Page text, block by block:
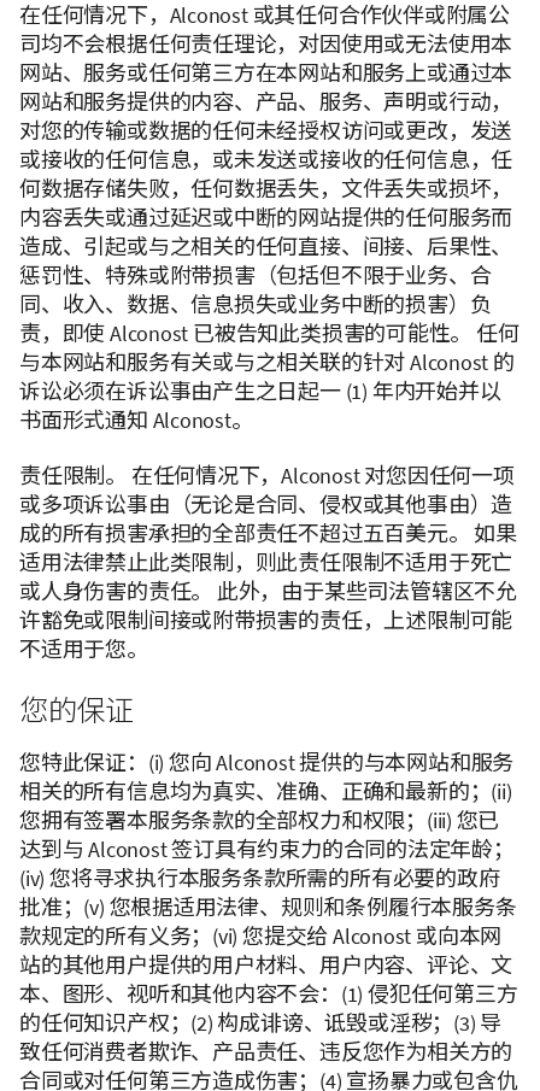
在任何情况下，Alconost 或其任何合作伙伴或附属公
司均不会根据任何责任理论，对因使用或无法使用本
网站、服务或任何第三方在本网站和服务上或通过本
网站和服务提供的内容、产品、服务、声明或行动，
对您的传输或数据的任何未经授权访问或更改，发送
或接收的任何信息，或未发送或接收的任何信息，任
何数据存储失败，任何数据丢失，文件丢失或损坏，
内容丢失或通过延迟或中断的网站提供的任何服务而
造成、引起或与之相关的任何直接、间接、后果性、
惩罚性、特殊或附带损害（包括但不限于业务、合
同、收入、数据、信息损失或业务中断的损害）负
责，即使 Alconost 已被告知此类损害的可能性。 任何
与本网站和服务有关或与之相关联的针对 Alconost 的
诉讼必须在诉讼事由产生之日起一 (1) 年内开始并以
书面形式通知 Alconost。
责任限制。 在任何情况下，Alconost 对您因任何一项
或多项诉讼事由（无论是合同、侵权或其他事由）造
成的所有损害承担的全部责任不超过五百美元。 如果
适用法律禁止此类限制，则此责任限制不适用于死亡
或人身伤害的责任。 此外，由于某些司法管辖区不允
许豁免或限制间接或附带损害的责任，上述限制可能
不适用于您。
您的保证
您特此保证：(i) 您向 Alconost 提供的与本网站和服务
相关的所有信息均为真实、准确、正确和最新的；(ii)
您拥有签署本服务条款的全部权力和权限；(iii) 您已
达到与 Alconost 签订具有约束力的合同的法定年龄；
(iv) 您将寻求执行本服务条款所需的所有必要的政府
批准；(v) 您根据适用法律、规则和条例履行本服务条
款规定的所有义务；(vi) 您提交给 Alconost 或向本网
站的其他用户提供的用户材料、用户内容、评论、文
本、图形、视听和其他内容不会：(1) 侵犯任何第三方
的任何知识产权；(2) 构成诽谤、诋毁或淫秽；(3) 导
致任何消费者欺诈、产品责任、违反您作为相关方的
合同或对任何第三方造成伤害；(4) 宣扬暴力或包含仇